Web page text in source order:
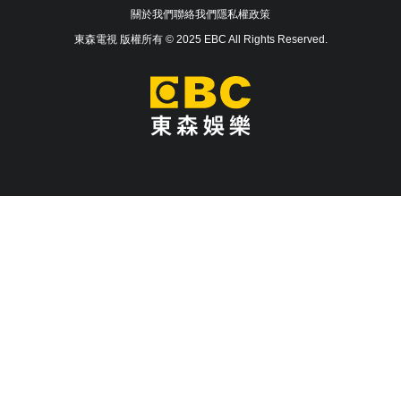
關於我們聯絡我們隱私權政策
東森電視 版權所有 © 2025 EBC All Rights Reserved.